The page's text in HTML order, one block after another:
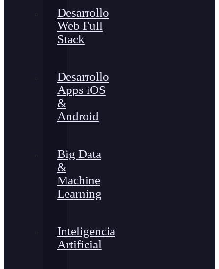
Desarrollo
Web Full
Stack
Desarrollo
Apps iOS
&
Android
Big Data
&
Machine
Learning
Inteligencia
Artificial